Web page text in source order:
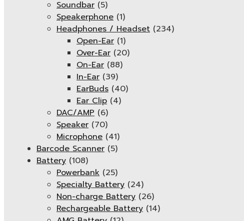
Soundbar (5)
Speakerphone (1)
Headphones / Headset (234)
Open-Ear (1)
Over-Ear (20)
On-Ear (88)
In-Ear (39)
EarBuds (40)
Ear Clip (4)
DAC/AMP (6)
Speaker (70)
Microphone (41)
Barcode Scanner (5)
Battery (108)
Powerbank (25)
Specialty Battery (24)
Non-charge Battery (26)
Rechargeable Battery (14)